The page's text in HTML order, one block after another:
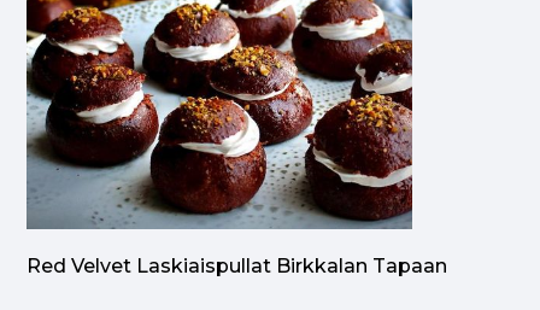
Red Velvet Laskiaispullat Birkkalan Tapaan